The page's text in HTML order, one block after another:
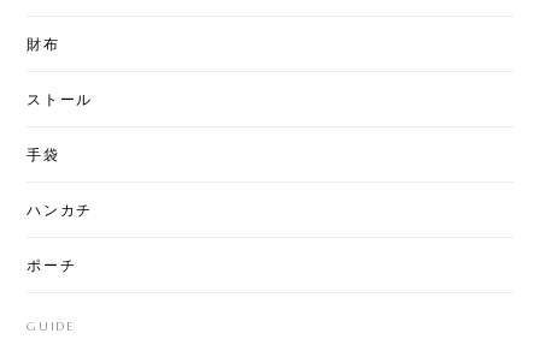
財布
ストール
手袋
ハンカチ
ポーチ
GUIDE